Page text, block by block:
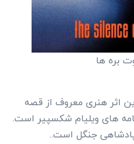
بره ها
اثر هنری معروف از قصه
های ویلیام شکسپیر است.
جنگل است..